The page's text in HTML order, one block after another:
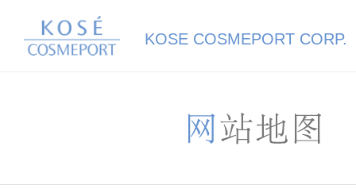
KOSE COSMEPORT CORP.